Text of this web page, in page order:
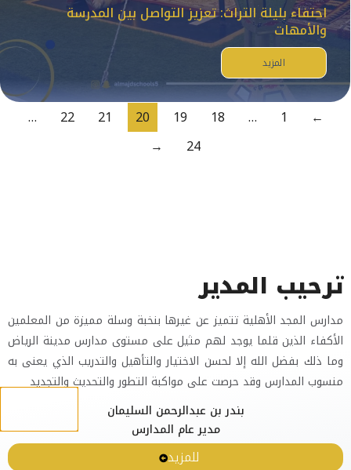
احتفاء بليلة التراث: تعزيز التواصل بين المدرسة
والأمهات
المزيد
←
1
…
18
19
20
21
22
…
24
→
ترحيب المدير
مدارس المجد الأهلية تتميز عن غيرها بنخبة وسلة مميزة من المعلمين
الأكفاء الذين قلما يوجد لهم مثيل على مستوى مدارس مدينة الرياض
وما ذلك بفضل الله إلا لحسن الاختيار والتأهيل والتدريب الذي يعنى به
منسوب المدارس وقد حرصت على مواكبة التطور والتحديث والتجديد
بندر بن عبدالرحمن السليمان
مدير عام المدارس
للمزيد